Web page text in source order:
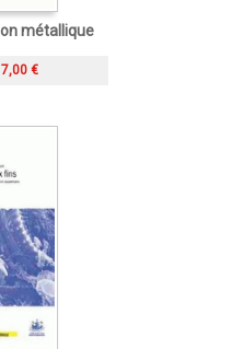
métallique
7,00 €